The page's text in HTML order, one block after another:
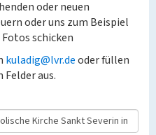
oder neuen
oder uns zum Beispiel
schicken
kuladig@lvr.deoder füllen
Felder aus.